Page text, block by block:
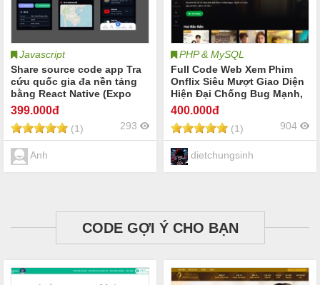
Javascript
Share source code app Tra
cứu quốc gia đa nền tảng
bằng React Native (Expo
Go)
399.000đ
(1) 293
Anh
PHP & MySQL
Full Code Web Xem Phim
Onflix Siêu Mượt Giao Diện
Hiện Đại Chống Bug Mạnh,
Phù Hợp Để Mở Site Phim
Lớn, Chuẩn SEO Dễ Lên
Top, Dễ Sử Dụng Load
Nhanh - Dễ Sử Dụng
400.000đ
(1) 904
dietchungsinh
CODE GỢI Ý CHO BẠN